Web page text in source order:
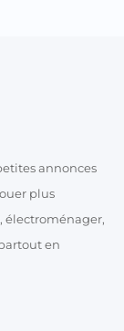
annonces
plus
électroménager,
en